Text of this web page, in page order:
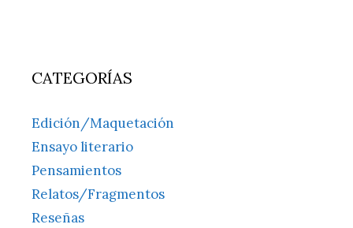
CATEGORÍAS
Edición/Maquetación
Ensayo literario
Pensamientos
Relatos/Fragmentos
Reseñas